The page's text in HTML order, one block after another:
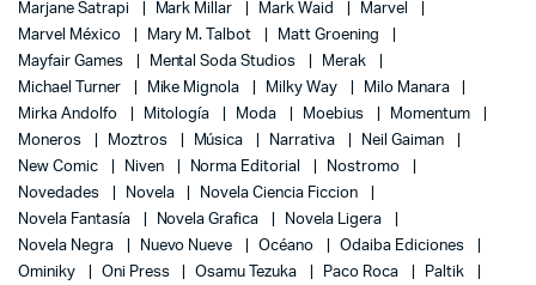
Marjane Satrapi
Mark Millar Mark Waid
Marvel
Marvel México
Mary M. Talbot
Matt Groening
Mayfair Games
Mental Soda Studios
Merak
Michael Turner
Mike Mignola Milky Way
Milo Manara
Mirka Andolfo
Mitología Moda Moebius
Momentum
Moneros
Moztros Música Narrativa
Neil Gaiman
New Comic
Niven Norma Editorial
Nostromo
Novedades
Novela
Novela Ciencia Ficcion
Novela Fantasía
Novela Grafica
Novela Ligera
Novela Negra
Nuevo Nueve Océano
Odaiba Ediciones
Ominiky
Oni Press Osamu Tezuka Paco Roca
Paltik